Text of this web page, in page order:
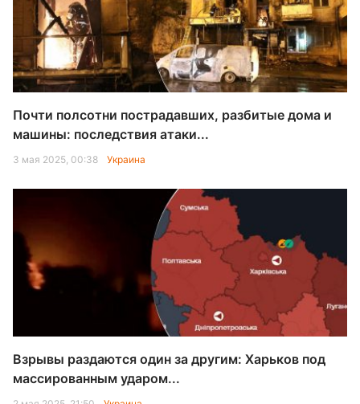
Почти полсотни пострадавших, разбитые дома и
машины: последствия атаки...
3 мая 2025, 00:38 Украина
Взрывы раздаются один за другим: Харьков под
массированным ударом...